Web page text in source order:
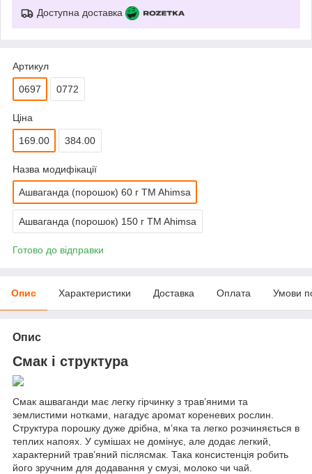
Доступна доставка
Артикул
0697 0772
Ціна
169.00 384.00
Назва модифікації
Ашваганда (порошок) 60 г TM Ahimsa
Ашваганда (порошок) 150 г TM Ahimsa
Готово до відправки
Опис Характеристики Доставка Оплата Умови
Опис
Смак і структура
Смак ашваганди має легку гірчинку з трав’яними та
землистими нотками, нагадує аромат кореневих рослин.
Структура порошку дуже дрібна, м’яка та легко розчиняється в
теплих напоях. У сумішах не домінує, але додає легкий,
характерний трав’яний післясмак. Така консистенція робить
його зручним для додавання у смузі, молоко чи чай.